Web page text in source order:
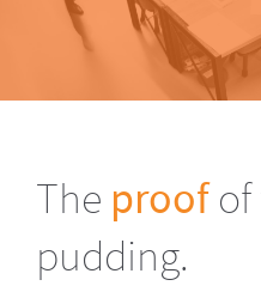
OVER
The proof
pudding.